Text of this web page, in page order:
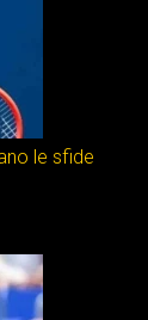
le sfide